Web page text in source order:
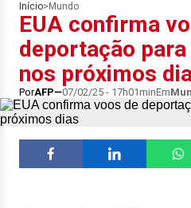
Início> Mundo
EUA confirma
deportação para
nos próximos
PorAFP 07/02/25 - 17h01minEm